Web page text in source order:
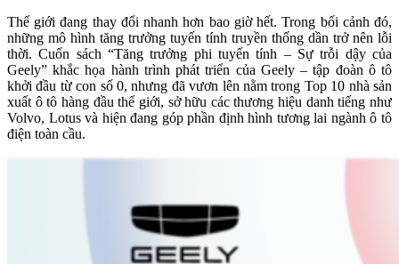
Thế giới đang thay đổi nhanh hơn bao giờ hết. Trong bối cảnh đó,
những mô hình tăng trưởng tuyến tính truyền thống dần trở nên lỗi
thời. Cuốn sách “Tăng trưởng phi tuyến tính – Sự trỗi dậy của
Geely” khắc họa hành trình phát triển của Geely – tập đoàn ô tô
khởi đầu từ con số 0, nhưng đã vươn lên nằm trong Top 10 nhà sản
xuất ô tô hàng đầu thế giới, sở hữu các thương hiệu danh tiếng như
Volvo, Lotus và hiện đang góp phần định hình tương lai ngành ô tô
điện toàn cầu.